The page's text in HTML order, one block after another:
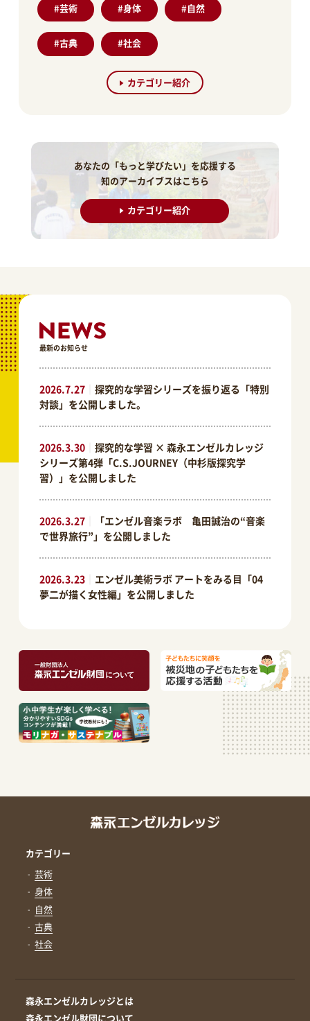
カテゴリー紹介
#芸術 #身体 #自然
#古典 #社会
あなたの「もっと学びたい」を応援する
知のアーカイブスはこちら
カテゴリー紹介
最新のお知らせ
2026.7.27｜ 探究的な学習シリーズを振り返る「特別
対談」を公開しました。
2026.3.30｜ 探究的な学習 × 森永エンゼルカレッジ
シリーズ第4弾「C.S.JOURNEY（中杉版探究学
習）」を公開しました
2026.3.27｜
「エンゼル音楽ラボ 亀田誠治の“音楽
で世界旅行”」を公開しました
2026.3.23｜ エンゼル美術ラボ アートをみる⽬「04
夢二が描く女性編」を公開しました
カテゴリー
芸術
身体
自然
古典
社会
森永エンゼルカレッジとは
森永エンゼル財団について